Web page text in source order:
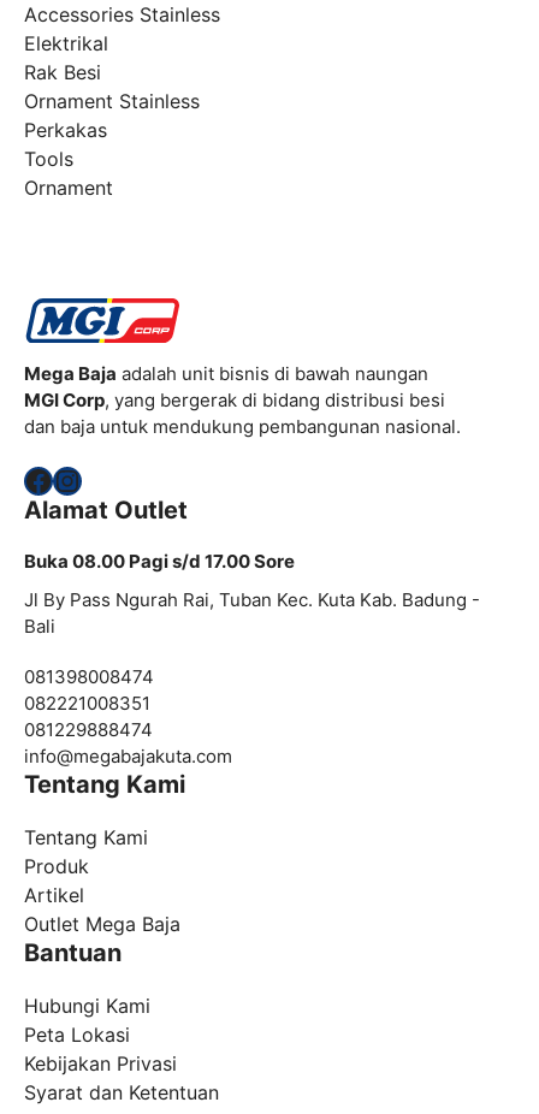
Accessories Stainless
Elektrikal
Rak Besi
Ornament Stainless
Perkakas
Tools
Ornament
Mega Baja adalah unit bisnis di bawah naungan
MGI Corp, yang bergerak di bidang distribusi besi
dan baja untuk mendukung pembangunan nasional.
Facebook
Instagram
Alamat Outlet
Buka 08.00 Pagi s/d 17.00 Sore
Jl By Pass Ngurah Rai, Tuban Kec. Kuta Kab. Badung -
Bali
081398008474
082221008351
081229888474
info@megabajakuta.com
Tentang Kami
Tentang Kami
Produk
Artikel
Outlet Mega Baja
Bantuan
Hubungi Kami
Peta Lokasi
Kebijakan Privasi
Syarat dan Ketentuan